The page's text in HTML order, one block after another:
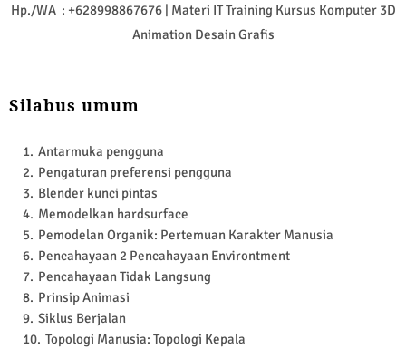
Hp./WA : +628998867676 | Materi IT Training Kursus Komputer 3D
Animation Desain Grafis
Silabus umum
Antarmuka pengguna
Pengaturan preferensi pengguna
Blender kunci pintas
Memodelkan hardsurface
Pemodelan Organik: Pertemuan Karakter Manusia
Pencahayaan 2 Pencahayaan Environtment
Pencahayaan Tidak Langsung
Prinsip Animasi
Siklus Berjalan
Topologi Manusia: Topologi Kepala